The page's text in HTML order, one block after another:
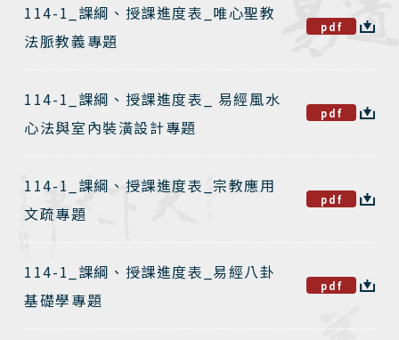
114-1_課綱、授課進度表_唯心聖教
法脈教義專題
pdf
114-1_課綱、授課進度表_ 易經風水
心法與室內裝潢設計專題
pdf
114-1_課綱、授課進度表_宗教應用
文疏專題
pdf
114-1_課綱、授課進度表_易經八卦
基礎學專題
pdf